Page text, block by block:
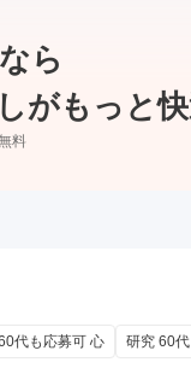
ら
がもっと快
料
代も応募可 心 研究 60